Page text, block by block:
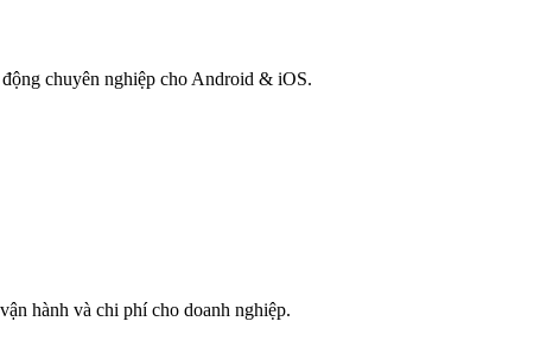
chuyên nghiệp cho Android & iOS.
hành và chi phí cho doanh nghiệp.